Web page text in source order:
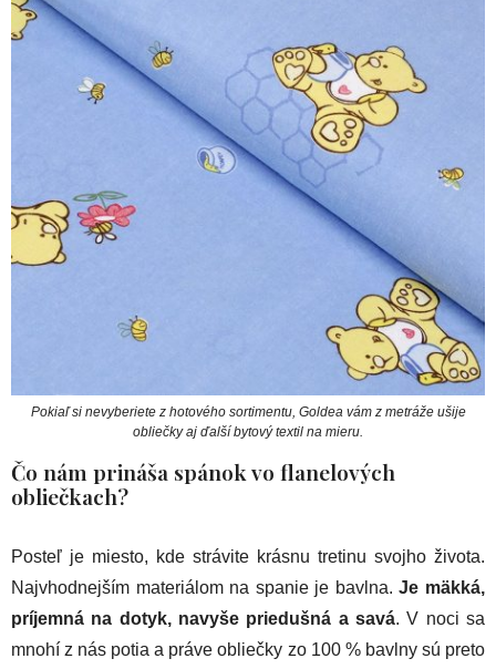
Pokiaľ si nevyberiete z hotového sortimentu, Goldea vám z metráže ušije
obliečky aj ďalší bytový textil na mieru.
Čo nám prináša spánok vo flanelových
obliečkach?
Posteľ je miesto, kde strávite krásnu tretinu svojho života.
Najvhodnejším materiálom na spanie je bavlna.Je mäkká,
príjemná na dotyk, navyše priedušná a savá. V noci sa
mnohí z nás potia a práve obliečky zo 100 % bavlny sú preto